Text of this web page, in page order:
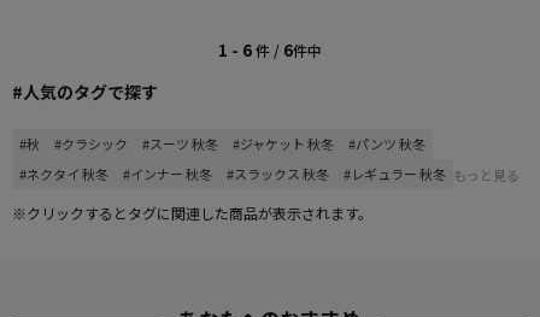
1 - 6件 / 6件中
#人気のタグで探す
#秋 #クラシック #スーツ 秋冬 #ジャケット 秋冬
#パンツ 秋冬
#ネクタイ 秋冬
#インナー 秋冬 #スラックス 秋冬 #レギュラー 秋冬 もっと見る
※クリックするとタグに関連した商品が表示されます。